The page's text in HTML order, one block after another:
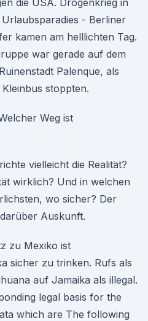
die USA. Drogenkrieg in
- Berliner
kamen am helllichten Tag.
war gerade auf dem
Palenque, als
stoppten.
Weg ist
vielleicht die Realität?
wirklich? Und in welchen
wo sicher? Der
Auskunft.
zu Mexiko ist
sicher zu trinken. Rufs als
auf Jamaika als illegal.
legal basis for the
which are The following